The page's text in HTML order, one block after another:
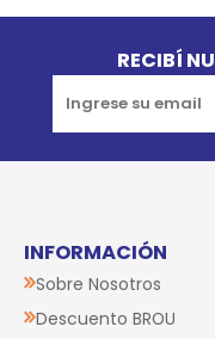
RECIBÍ
INFORMACIÓN
Sobre Nosotros
Descuento BROU